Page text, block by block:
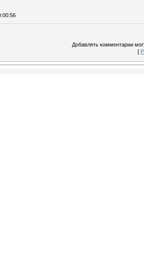
Добавлять комментарии
[